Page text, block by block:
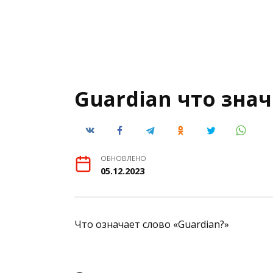
Guardian что
ОБНОВЛЕНО
05.12.2023
Что означает слово «Guardian?»